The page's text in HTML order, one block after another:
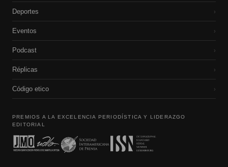
Deportes ›
Eventos ›
Podcast ›
Réplicas ›
Código etico ›
PREMIOS A LA EXCELENCIA PERIODÍSTICA Y LIDERAZGO
EDITORIAL